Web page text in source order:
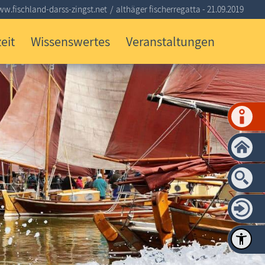
Wissenswertes Veranstaltungen
darss-zingst.net althäger fischerregatta - 21.09.2019